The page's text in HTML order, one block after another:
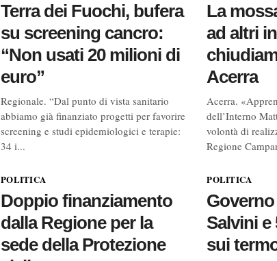
Terra dei Fuochi, bufera
su screening cancro:
“Non usati 20 milioni di
euro”
Regionale. “Dal punto di vista sanitario
abbiamo già finanziato progetti per favorire
screening e studi epidemiologici e terapie:
34 i...
POLITICA
Doppio finanziamento
dalla Regione per la
sede della Protezione
La
ad altri
Acerra
Acerra.
dell’Interno
volontà di
Regione
POLITICA
Salvini e
sui